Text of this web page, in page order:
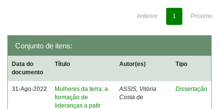
Anterior 1 Próximo
Conjunto de itens:
Data do
documento
Título Autor(es) Tipo
31-Ago-2022
Mulheres da terra: a
formação de
lideranças a patir
ASSIS, Vitória
Costa de
Dissertação